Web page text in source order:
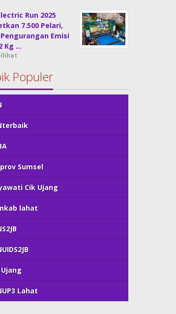
Run 2025
7.500 Pelari,
Emisi
Kg …
Populer
Sumsel
Cik Ujang
lahat
Lahat